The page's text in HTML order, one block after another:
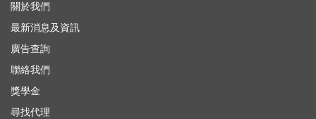
關於我們
最新消息及資訊
廣告查詢
聯絡我們
獎學金
尋找代理